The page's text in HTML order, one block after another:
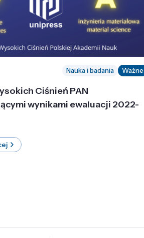
Nauka i badania Ważne
Ciśnień PAN
wynikami ewaluacji 2022-